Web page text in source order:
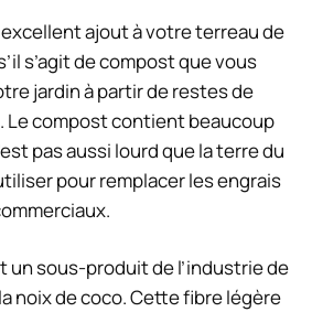
ajout à votre terreau de
s’agit de compost que vous
jardin à partir de restes de
Le compost contient beaucoup
pas aussi lourd que la terre du
pour remplacer les engrais
un sous-produit de l’industrie de
noix de coco. Cette fibre légère